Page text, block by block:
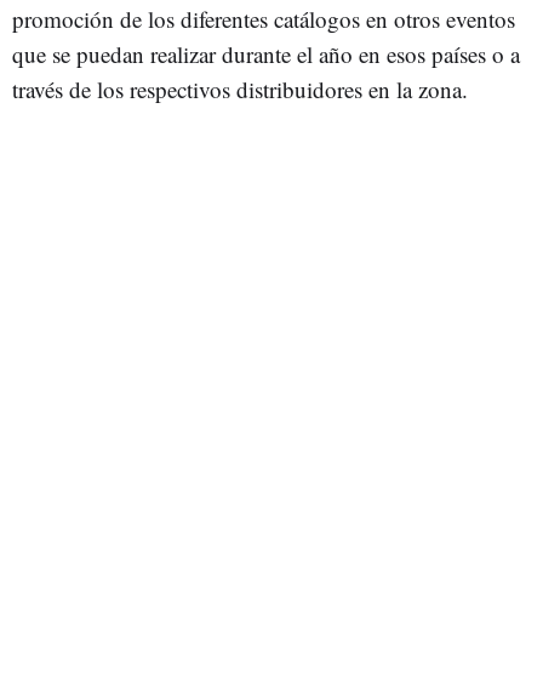
promoción de los diferentes catálogos en otros eventos
que se puedan realizar durante el año en esos países o a
través de los respectivos distribuidores en la zona.